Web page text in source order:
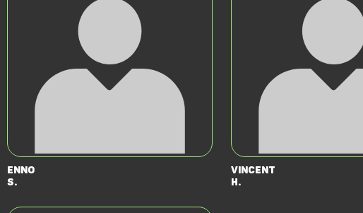
Enno
S.
Vincent
H.